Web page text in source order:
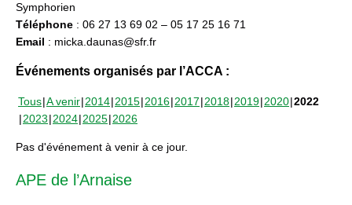
Symphorien
Téléphone : 06 27 13 69 02 – 05 17 25 16 71
Email : micka.daunas@sfr.fr
Événements organisés par l’ACCA :
Tous A venir 2014 2015 2016 2017 2018 2019 2020 2022
2023 2024 2025 2026
Pas d'événement à venir à ce jour.
APE de l’Arnaise